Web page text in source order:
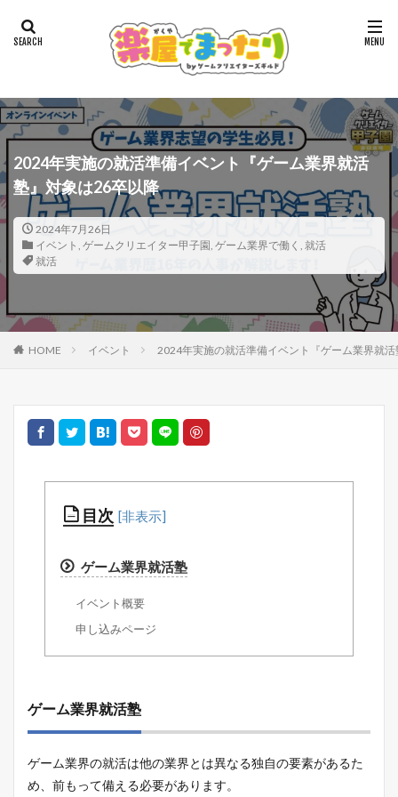
2024年実施の就活準備イベント『ゲーム業界就活
塾』対象は26卒以降
2024年7月26日
イベント , ゲームクリエイター甲子園, ゲーム業界で働く , 就活
就活
HOME イベント 2024年実施の就活準備イベント『ゲーム業界就
目次
ゲーム業界就活塾
イベント概要
申し込みページ
ゲーム業界就活塾
ゲーム業界の就活は他の業界とは異なる独自の要素があるた
め、前もって備える必要があります。